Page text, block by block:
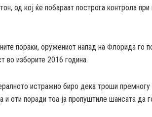
од кој ќе побараат построга контрола
пораки, оружениот напад на Флорида го
во изборите 2016 година.
истражно биро дека троши премногу
и оти поради тоа ја пропуштиле шансата да